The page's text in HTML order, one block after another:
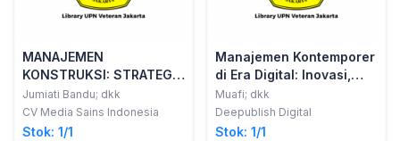
MANAJEMEN
KONSTRUKSI: STRATEGI
DAN PENERAPANYA
DALAM PROYEK
Jumiati Bandu; dkk
CV Media Sains Indonesia
Stok: 1/1
Manajemen Kontemporer
di Era Digital: Inovasi,
Transformasi, dan
Kapabilitas Strategis
Muafi; dkk
Deepublish Digital
Stok: 1/1